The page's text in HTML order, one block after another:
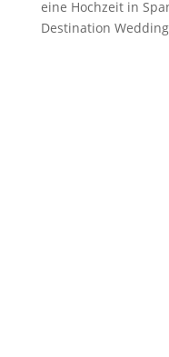
eine Hochzeit in
Destination